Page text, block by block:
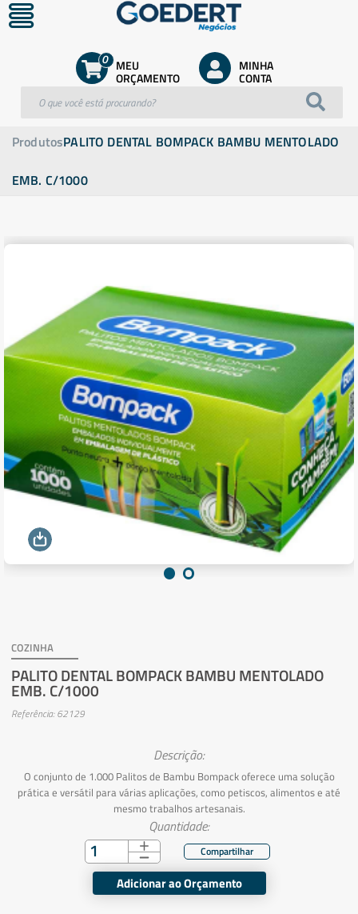
MEU
ORÇAMENTO
0 MINHA
CONTA
ProdutosPALITO DENTAL BOMPACK BAMBU MENTOLADO
EMB. C/1000
COZINHA
PALITO DENTAL BOMPACK BAMBU MENTOLADO
EMB. C/1000
Referência: 62129
Descrição:
O conjunto de 1.000 Palitos de Bambu Bompack oferece uma solução
prática e versátil para várias aplicações, como petiscos, alimentos e até
mesmo trabalhos artesanais.
Quantidade:
Adicionar ao Orçamento